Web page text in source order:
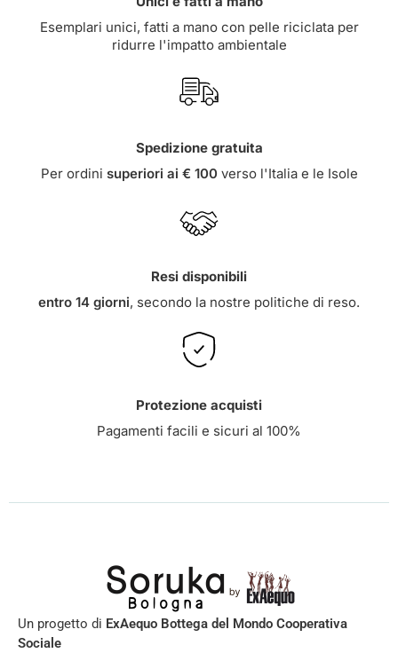
Esemplari unici, fatti a mano con pelle riciclata per
ridurre l'impatto ambientale
Spedizione gratuita
Per ordini superiori ai € 100verso l'Italia e le Isole
Resi disponibili
entro 14 giorni, secondo la nostre politiche di reso.
Protezione acquisti
Pagamenti facili e sicuri al 100%
Un progetto di ExAequo Bottega del Mondo Cooperativa
Sociale